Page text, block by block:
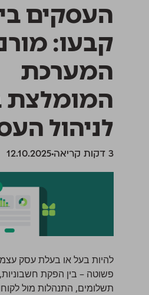
העסקים
קבעו:
המערכת
המומלצת
לניהול
‫3 דקות קריאה 12.10.2025
להיות בעל או בעלת עסק
פשוטה – בין הפקת
תשלומים, התנהלות מול